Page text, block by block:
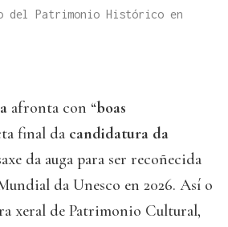
del Patrimonio Histórico en
afronta con “boas
final da candidatura da
da auga para ser recoñecida
da Unesco en 2026. Así o
xeral de Patrimonio Cultural,